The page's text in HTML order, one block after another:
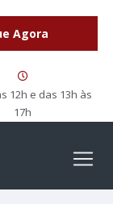
12h e das 13h às
17h